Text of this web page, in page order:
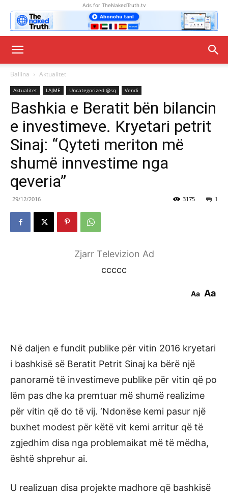
Ads for TheNakedTruth.tv
Ballina Aktualitet
Aktualitet LAJME Uncategorized @sq Vendi
Bashkia e Beratit bën bilancin
e investimeve. Kryetari petrit
Sinaj: “Qyteti meriton më
shumë innvestime nga
qeveria”
29/12/2016 1
3175
Zjarr Televizion Ad
ccccc
Aa Aa
Në daljen e fundit publike për vitin 2016 kryetari
i bashkisë së Beratit Petrit Sinaj ka bërë një
panoramë të investimeve publike për vitin që po
lëm pas dhe ka premtuar më shumë realizime
për vitin që do të vij. ‘Ndonëse kemi pasur një
buxhet modest për këtë vit kemi arritur që të
zgjedhim disa nga problemaikat më të mëdha,
është shprehur ai.
U realizuan disa projekte madhore që bashkisë